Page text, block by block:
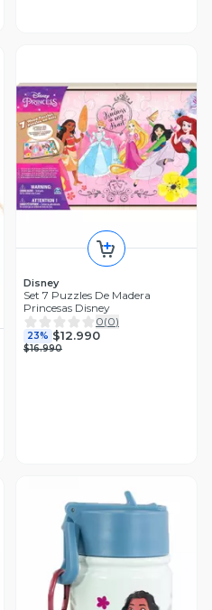
Disney
Set 7 Puzzles De Madera
Princesas Disney
0(0)
23% $12.990
$16.990